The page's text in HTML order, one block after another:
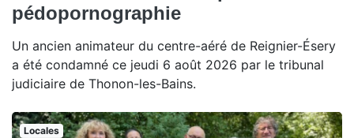
pédopornographie
Un ancien animateur du centre-aéré de Reignier-Ésery
a été condamné ce jeudi 6 août 2026 par le tribunal
judiciaire de Thonon-les-Bains.
Locales